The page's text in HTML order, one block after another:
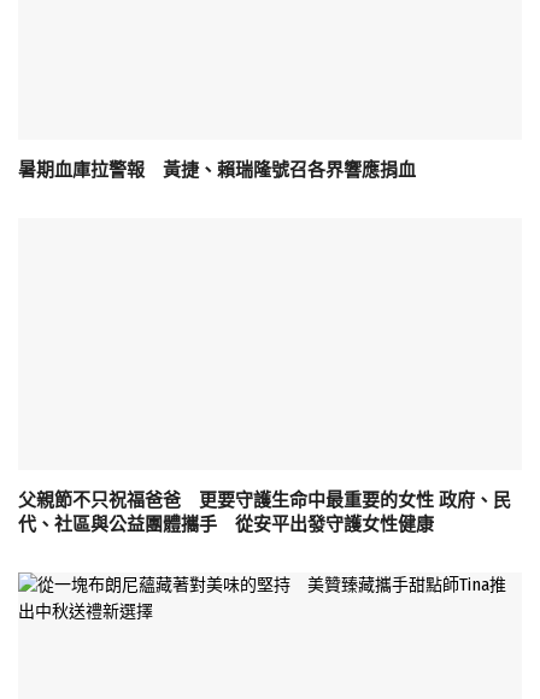
暑期血庫拉警報 黃捷、賴瑞隆號召各界響應捐血
父親節不只祝福爸爸 更要守護生命中最重要的女性 政府、民
代、社區與公益團體攜手 從安平出發守護女性健康